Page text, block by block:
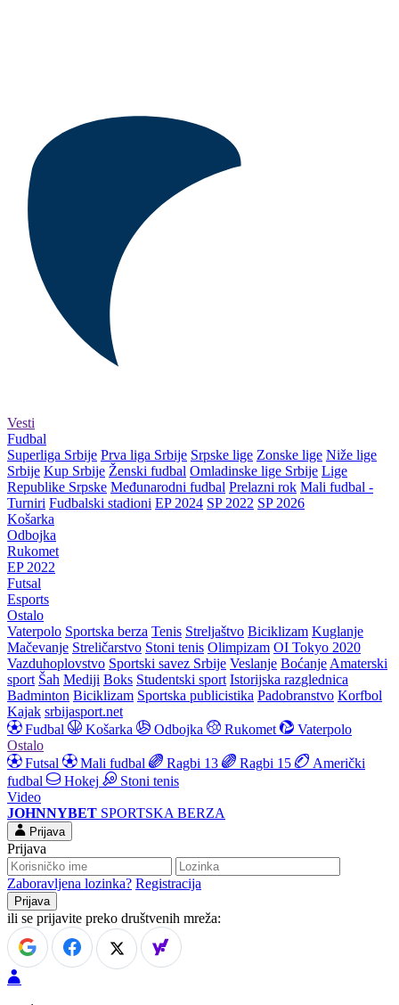
Vesti
Fudbal
Superliga Srbije Prva liga Srbije Srpske lige Zonske lige Niže lige
Srbije Kup Srbije Ženski fudbal Omladinske lige Srbije Lige
Republike Srpske Međunarodni fudbal Prelazni rok Mali fudbal -
Turniri Fudbalski stadioni EP 2024 SP 2022 SP 2026
Košarka
Odbojka
Rukomet
EP 2022
Futsal
Esports
Ostalo
Vaterpolo Sportska berza Tenis Streljaštvo Biciklizam Kuglanje
Mačevanje Streličarstvo Stoni tenis Olimpizam OI Tokyo 2020
Vazduhoplovstvo Sportski savez Srbije Veslanje Boćanje Amaterski
sport Šah Mediji Boks Studentski sport Istorijska razglednica
Badminton Biciklizam Sportska publicistika Padobranstvo Korfbol
Kajak srbijasport.net
Fudbal
Košarka Odbojka Rukomet
Vaterpolo
Ostalo
Futsal
Mali fudbal Ragbi 13 Ragbi 15
Američki
fudbal
Hokej
Stoni tenis
Video
JOHNNYBET SPORTSKA BERZA
Prijava
Prijava
Zaboravljena lozinka? Registracija
ili se prijavite preko društvenih mreža: